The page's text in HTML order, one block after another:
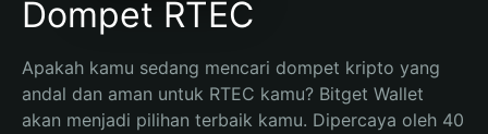
Dompet RTEC
Apakah kamu sedang mencari dompet kripto yang
andal dan aman untuk RTEC kamu? Bitget Wallet
akan menjadi pilihan terbaik kamu. Dipercaya oleh 40